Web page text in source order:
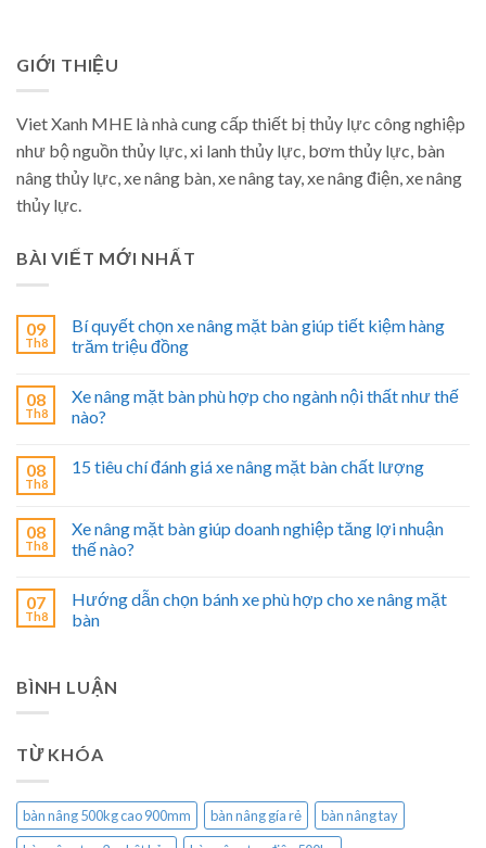
GIỚI THIỆU
Viet Xanh MHE là nhà cung cấp thiết bị thủy lực công nghiệp
như bộ nguồn thủy lực, xi lanh thủy lực, bơm thủy lực, bàn
nâng thủy lực, xe nâng bàn, xe nâng tay, xe nâng điện, xe nâng
thủy lực.
BÀI VIẾT MỚI NHẤT
09
Th8
Bí quyết chọn xe nâng mặt bàn giúp tiết kiệm hàng
trăm triệu đồng
08
Th8
Xe nâng mặt bàn phù hợp cho ngành nội thất như thế
nào?
08
Th8
15 tiêu chí đánh giá xe nâng mặt bàn chất lượng
08
Th8
Xe nâng mặt bàn giúp doanh nghiệp tăng lợi nhuận
thế nào?
07
Th8
Hướng dẫn chọn bánh xe phù hợp cho xe nâng mặt
bàn
BÌNH LUẬN
TỪ KHÓA
bàn nâng 500kg cao 900mm bàn nâng gía rẻ
bàn nâng tay